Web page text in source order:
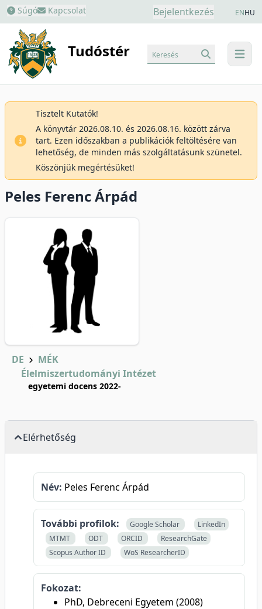
Súgó Kapcsolat Bejelentkezés ENHU
Tudóstér menu
Keresés
Tisztelt Kutatók!
A könyvtár 2026.08.10. és 2026.08.16. között zárva
tart. Ezen időszakban a publikációk feltöltésére van
lehetőség, de minden más szolgáltatásunk szünetel.
Köszönjük megértésüket!
Peles Ferenc Árpád
DE
MÉK
Élelmiszertudományi Intézet
egyetemi docens 2022-
Elérhetőség
Név: Peles Ferenc Árpád
További profilok: Google Scholar
LinkedIn
MTMT
ODT ORCID
ResearchGate
Scopus Author ID
WoS ResearcherID
Fokozat:
PhD, Debreceni Egyetem (2008)